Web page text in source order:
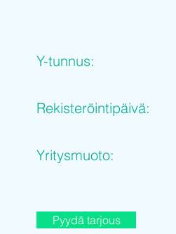
Y-tunnus:
Rekisteröintipäivä:
Yritysmuoto:
Pyydä tarjous